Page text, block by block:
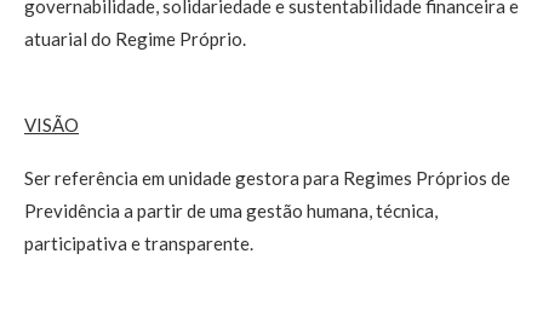
governabilidade, solidariedade e sustentabilidade financeira e
atuarial do Regime Próprio.
VISÃO
Ser referência em unidade gestora para Regimes Próprios de
Previdência a partir de uma gestão humana, técnica,
participativa e transparente.